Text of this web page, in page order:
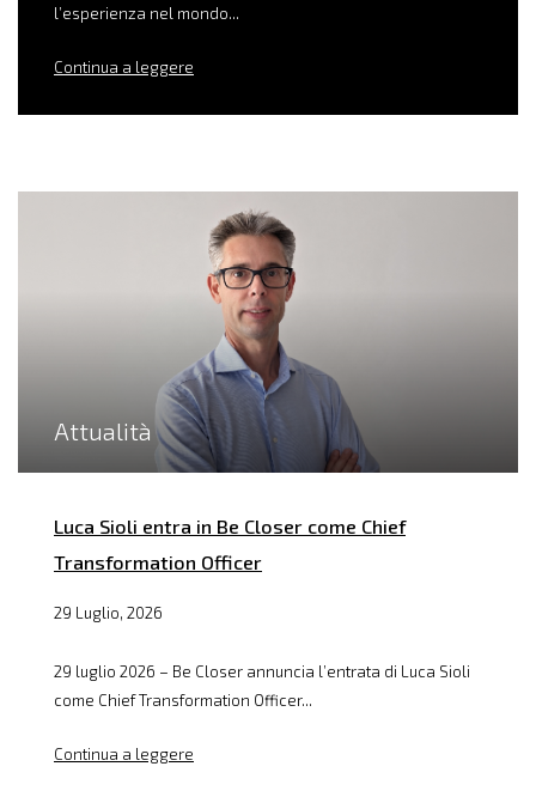
l’esperienza nel mondo...
Continua a leggere
Attualità
Luca Sioli entra in Be Closer come Chief
Transformation Officer
29 Luglio, 2026
29 luglio 2026 – Be Closer annuncia l’entrata di Luca Sioli
come Chief Transformation Officer...
Continua a leggere